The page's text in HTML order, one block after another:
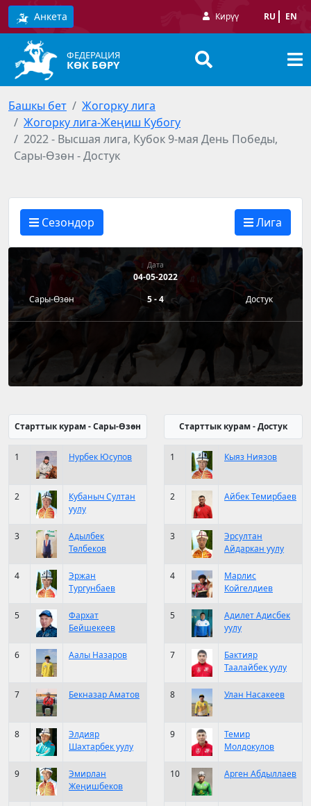
Анкета Кирүү RU EN
ФЕДЕРАЦИЯ
КӨК БӨРҮ
Башкы бет
Жогорку лига
Жогорку лига-Жеңиш Кубогу
2022 - Высшая лига, Кубок 9-мая День Победы,
Сары-Өзөн - Достук
Сезондор Лига
Дата
04-05-2022
Сары-Өзөн
5 - 4 Достук
Старттык курам - Сары-Өзөн
1 Нурбек Юсупов
2
Кубаныч Султан
уулу
3
Адылбек
Төлбеков
4
Эржан
Тургунбаев
5
Фархат
Бейшекеев
6 Аалы Назаров
7 Бекназар Аматов
8
Элдияр
Шахтарбек уулу
9
Эмирлан
Жеңишбеков
Старттык курам - Достук
1 Кыяз Ниязов
2 Айбек Темирбаев
3
Эрсултан
Айдаркан уулу
4
Марлис
Койгелдиев
5
Адилет Адисбек
уулу
7
Бактияр
Таалайбек уулу
8 Улан Насакеев
9
Темир
Молдокулов
10 Арген Абдыллаев